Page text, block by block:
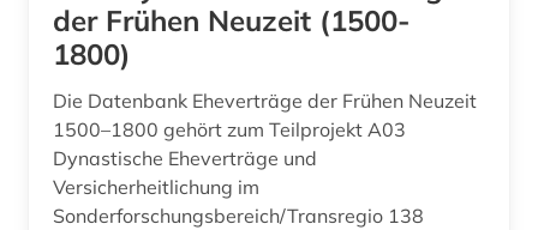
anwaltspraxis (1)
arabisch (1)
arabische literatur (1)
arabische staaten (1)
Griechenland (1)
Großbritannien (30)
Hamburg (4)
Hessen (12)
der Frühen Neuzeit (1500-
1800)
Die Datenbank Eheverträge der Frühen Neuzeit
1500–1800 gehört zum Teilprojekt A03
Dynastische Eheverträge und
Versicherheitlichung im
Sonderforschungsbereich/Transregio 138